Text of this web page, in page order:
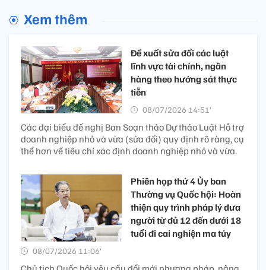
Xem thêm
Đề xuất sửa đổi các luật
lĩnh vực tài chính, ngân
hàng theo hướng sát thực
tiễn
08/07/2026 14:51’
Các đại biểu đề nghị Ban Soạn thảo Dự thảo Luật Hỗ trợ
doanh nghiệp nhỏ và vừa (sửa đổi) quy định rõ ràng, cụ
thể hơn về tiêu chí xác định doanh nghiệp nhỏ và vừa.
Phiên họp thứ 4 Ủy ban
Thường vụ Quốc hội: Hoàn
thiện quy trình pháp lý đưa
người từ đủ 12 đến dưới 18
tuổi đi cai nghiện ma túy
08/07/2026 11:06’